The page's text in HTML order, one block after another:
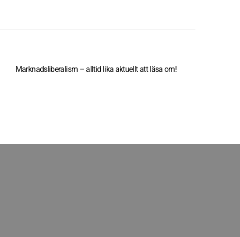
Marknadsliberalism – alltid lika aktuellt att läsa om!